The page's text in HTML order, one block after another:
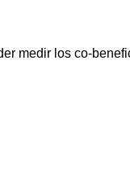
medir los co-